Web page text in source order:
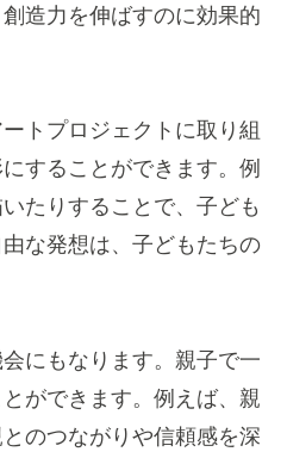
造力を伸ばすのに効果的
トプロジェクトに取り組
することができます。例
たりすることで、子ども
な発想は、子どもたちの
にもなります。親子で一
ができます。例えば、親
のつながりや信頼感を深